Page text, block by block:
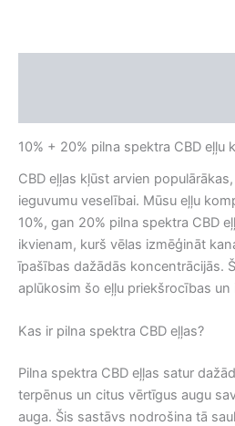
10% + 20% pilna spektra CBD eļļu
CBD eļļas kļūst arvien
ieguvumu veselībai. Mūsu eļļu
10%, gan 20% pilna spektra CBD
ikvienam, kurš vēlas izmēģināt
īpašības dažādās koncentrācijās.
aplūkosim šo eļļu priekšrocības un
Kas ir pilna spektra CBD eļļas?
Pilna spektra CBD eļļas satur
terpēnus un citus vērtīgus augu
auga. Šis sastāvs nodrošina tā